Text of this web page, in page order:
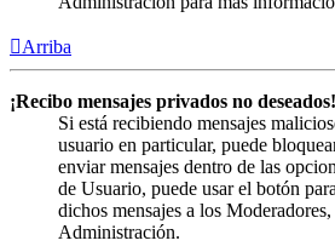
Arriba
¡Recibo mensajes privados no deseados!
Si está recibiendo mensajes
usuario en particular, puede
enviar mensajes dentro de las
de Usuario, puede usar el botón
dichos mensajes a los
Administración.